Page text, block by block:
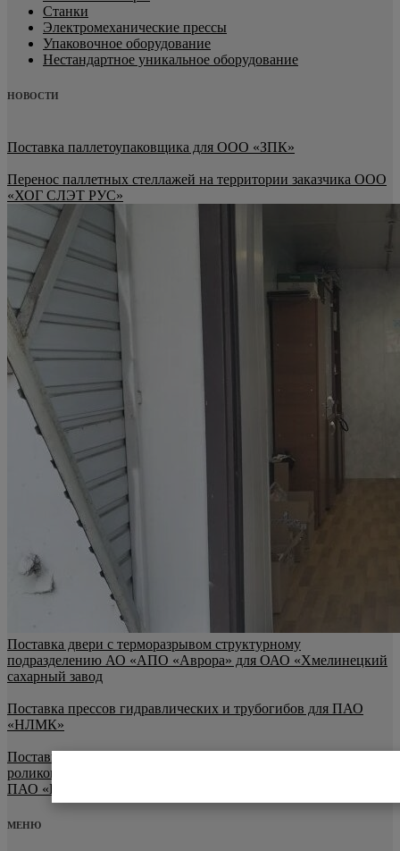
Станки
Электромеханические прессы
Упаковочное оборудование
Нестандартное уникальное оборудование
НОВОСТИ
Поставка паллетоупаковщика для ООО «ЗПК»
Перенос паллетных стеллажей на территории заказчика ООО
«ХОГ СЛЭТ РУС»
Поставка двери с терморазрывом структурному
подразделению АО «АПО «Аврора» для ОАО «Хмелинецкий
сахарный завод
Поставка прессов гидравлических и трубогибов для ПАО
«НЛМК»
Поставка гидравлического подъемного стола, платформ
роликовых поворотных, платформ роликовых подкатных для
ПАО «НЛМК»
МЕНЮ